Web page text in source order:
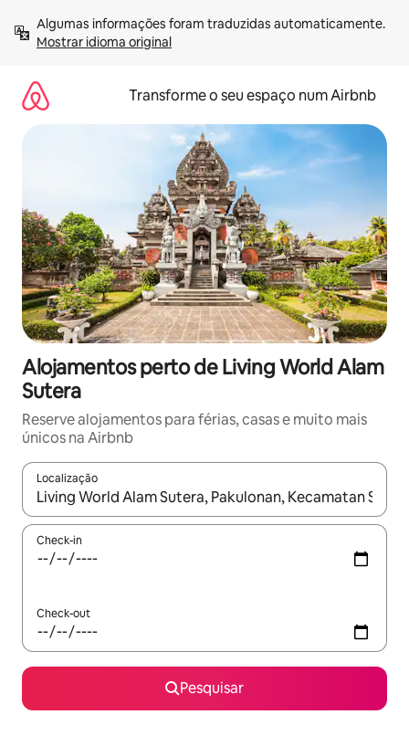
para
Mostrar idioma original
Transforme o seu espaço num Airbnb
Alojamentos perto de Living World Alam
Sutera
Reserve alojamentos para férias, casas e muito mais
únicos na Airbnb
Localização
Quando os resultados estiverem disponíveis, navegue com
Check-in
Check-out
Pesquisar